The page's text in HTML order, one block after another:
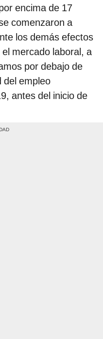
encima de 17
comenzaron a
los demás efectos
mercado laboral, a
por debajo de
del empleo
antes del inicio de